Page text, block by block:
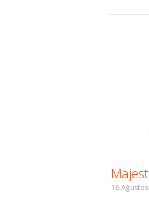
16